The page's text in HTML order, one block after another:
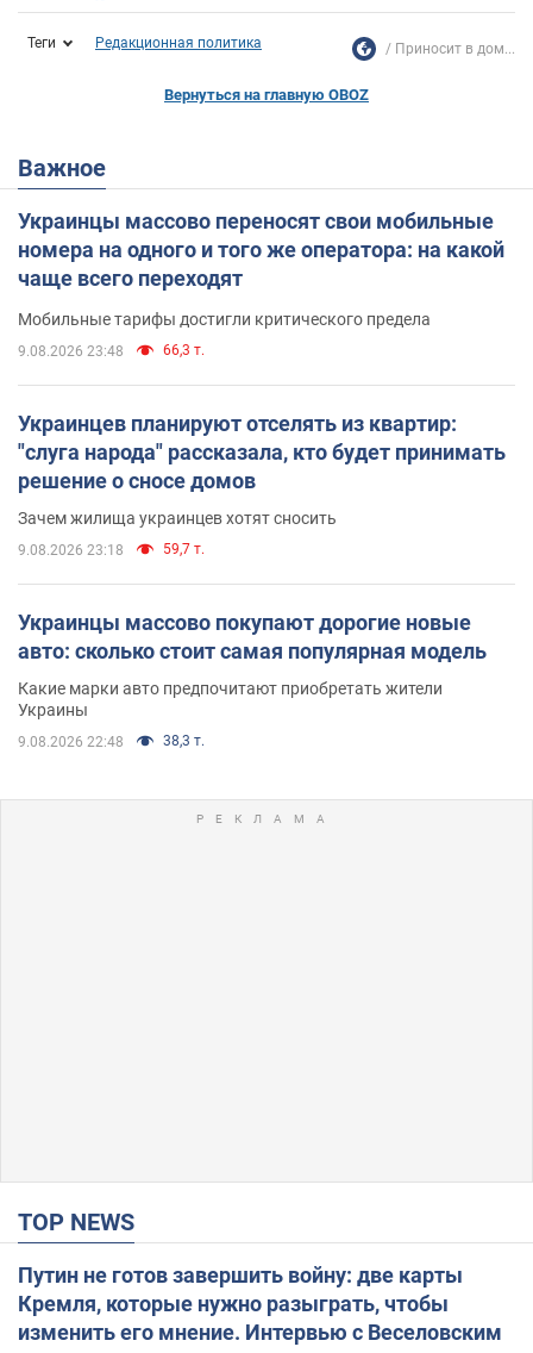
Теги Редакционная политика Приносит в дом...
Вернуться на главную OBOZ
Важное
Украинцы массово переносят свои мобильные
номера на одного и того же оператора: на какой
чаще всего переходят
Мобильные тарифы достигли критического предела
9.08.2026 23:48 66,3 т.
Украинцев планируют отселять из квартир:
"слуга народа" рассказала, кто будет принимать
решение о сносе домов
Зачем жилища украинцев хотят сносить
9.08.2026 23:18 59,7 т.
Украинцы массово покупают дорогие новые
авто: сколько стоит самая популярная модель
Какие марки авто предпочитают приобретать жители
Украины
9.08.2026 22:48 38,3 т.
TOP NEWS
Путин не готов завершить войну: две карты
Кремля, которые нужно разыграть, чтобы
изменить его мнение. Интервью с Веселовским